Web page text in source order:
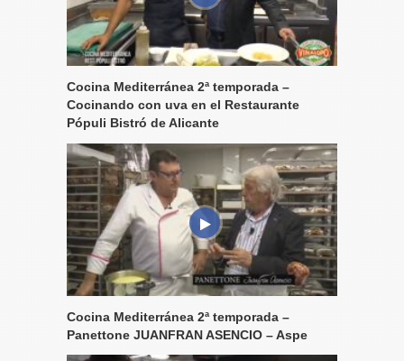
Cocina Mediterránea 2ª temporada –
Cocinando con uva en el Restaurante
Pópuli Bistró de Alicante
Cocina Mediterránea 2ª temporada –
Panettone JUANFRAN ASENCIO – Aspe